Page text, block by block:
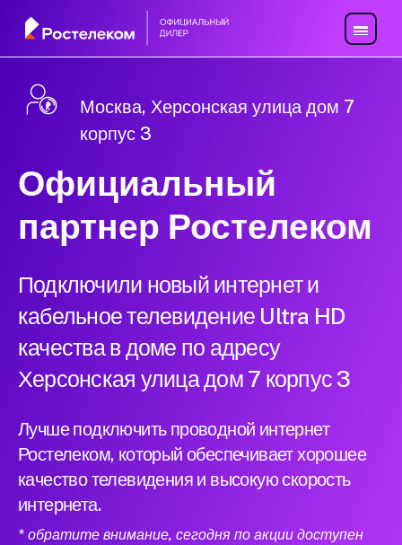
Москва, Херсонская улица дом 7
корпус 3
Официальный
партнер Ростелеком
Подключили новый интернет и
кабельное телевидение Ultra HD
качества в доме по адресу
Херсонская улица дом 7 корпус 3
Лучше подключить проводной интернет
Ростелеком, который обеспечивает хорошее
качество телевидения и высокую скорость
интернета.
* обратите внимание, сегодня по акции доступен